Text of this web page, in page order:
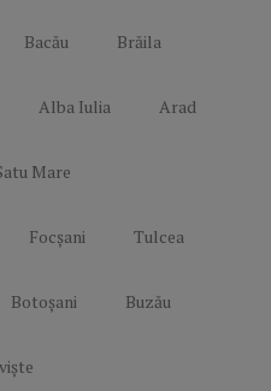
Bacău Brăila
Alba Iulia Arad
Mare
Focșani Tulcea
Botoșani Buzău